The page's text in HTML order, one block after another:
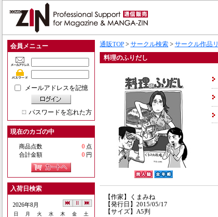
会員メニュー
メールアドレスを記憶
パスワードを忘れた方
現在のカゴの中
商品点数 0 点
合計金額
0 円
入荷日検索
2026年8月
日 月 火 水 木 金 土
通販TOP > サークル検索 > サークル作品
料理のふりだし
【作家】くまみね
【発行日】2015/05/17
【サイズ】A5判